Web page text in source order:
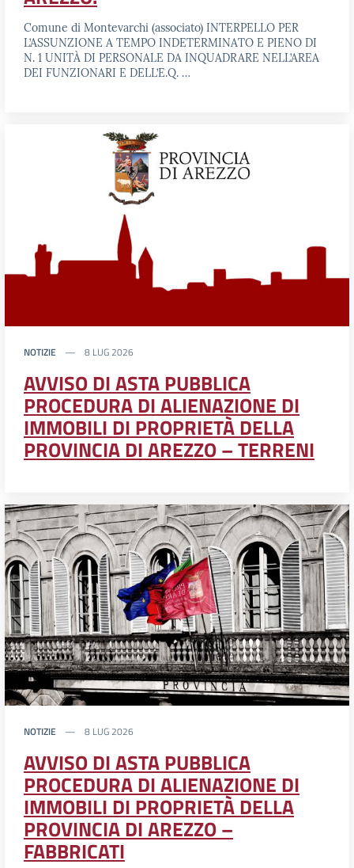
Comune di Montevarchi (associato) INTERPELLO PER
L’ASSUNZIONE A TEMPO INDETERMINATO E PIENO DI
N. 1 UNITÀ DI PERSONALE DA INQUADRARE NELL’AREA
DEI FUNZIONARI E DELL’E.Q. …
NOTIZIE 8 LUG 2026
AVVISO DI ASTA PUBBLICA
PROCEDURA DI ALIENAZIONE DI
IMMOBILI DI PROPRIETÀ DELLA
PROVINCIA DI AREZZO – TERRENI
NOTIZIE 8 LUG 2026
AVVISO DI ASTA PUBBLICA
PROCEDURA DI ALIENAZIONE DI
IMMOBILI DI PROPRIETÀ DELLA
PROVINCIA DI AREZZO –
FABBRICATI